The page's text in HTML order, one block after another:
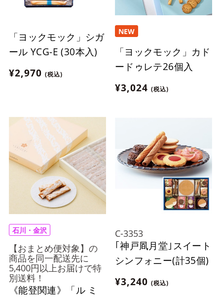
「ヨックモック」シガ
ール YCG-E (30本入)
¥2,970 (税込)
NEW
「ヨックモック」カド
ードゥレテ26個入
¥3,024 (税込)
石川・金沢
【おまとめ便対象】の
商品を同一配送先に
5,400円以上お届けで特
別送料！
《能登関連》「ル ミ
C-3353
｢神戸凮月堂｣スイート
シンフォニー(計35個)
¥3,240 (税込)